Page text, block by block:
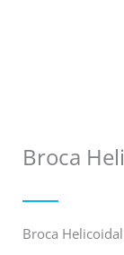
Broca
Broca